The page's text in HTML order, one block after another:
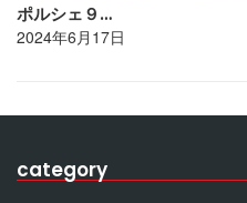
ポルシェ９…
2024年6月17日
category